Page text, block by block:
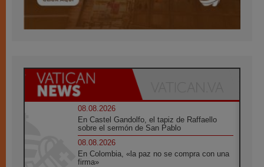
08.08.2026
En Castel Gandolfo, el tapiz de Raffaello
sobre el sermón de San Pablo
08.08.2026
En Colombia, «la paz no se compra con una
firma»